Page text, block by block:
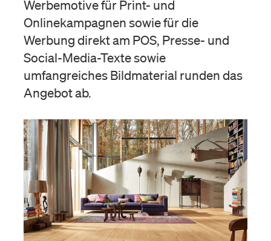
Werbemotive für Print- und
Onlinekampagnen sowie für die
Werbung direkt am POS, Presse- und
Social-Media-Texte sowie
umfangreiches Bildmaterial runden das
Angebot ab.